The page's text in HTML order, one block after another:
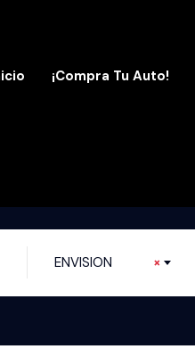
¡Compra Tu Auto!
×
ENVISION